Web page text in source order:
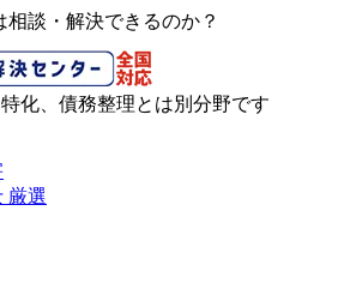
談・解決できるのか？
化、債務整理とは別分野です
厳選